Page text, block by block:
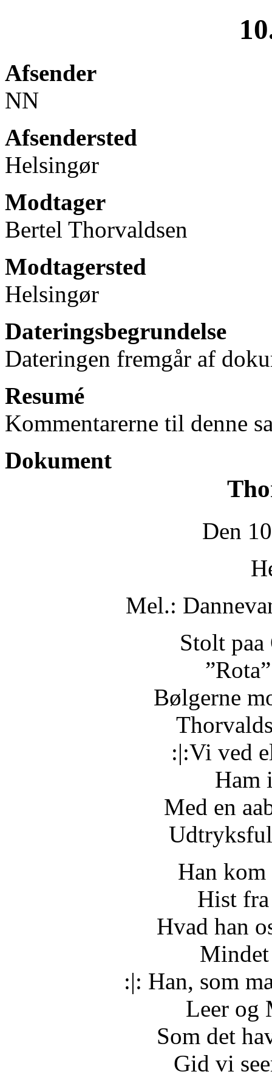
Afsender
NN
Afsendersted
Helsingør
Modtager
Bertel Thorvaldsen
Modtagersted
Helsingør
Dateringsbegrundelse
Dateringen fremgår af
Resumé
Kommentarerne til denne
Dokument
Den 10
Mel.:
Stolt paa
Bølgerne
:|:Vi ved
Ham
Med en
Han
Hist
Hvad han
:|: Han, som
Leer og
Som det
Gid vi